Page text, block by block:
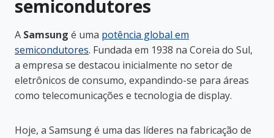
semicondutores
A Samsung é uma potência global em
semicondutores. Fundada em 1938 na Coreia do Sul,
a empresa se destacou inicialmente no setor de
eletrônicos de consumo, expandindo-se para áreas
como telecomunicações e tecnologia de display.
Hoje, a Samsung é uma das líderes na fabricação de